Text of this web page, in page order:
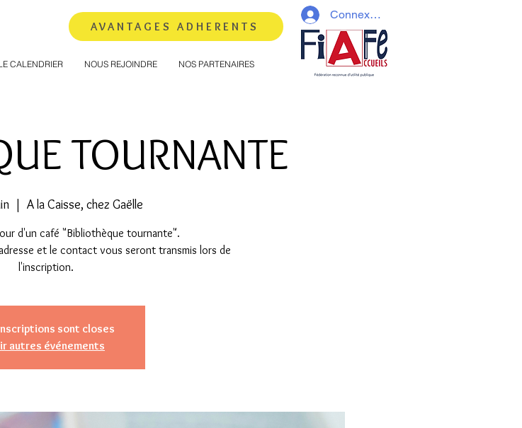
CALENDRIER NOUS REJOINDRE NOS PARTENAIRES
Connexion
AVANTAGES ADHERENTS
TOURNANTE
  |
A la Caisse, chez Gaëlle
d'un café "Bibliothèque tournante".
et le contact vous seront transmis lors de
l'inscription.
sont closes
autres événements